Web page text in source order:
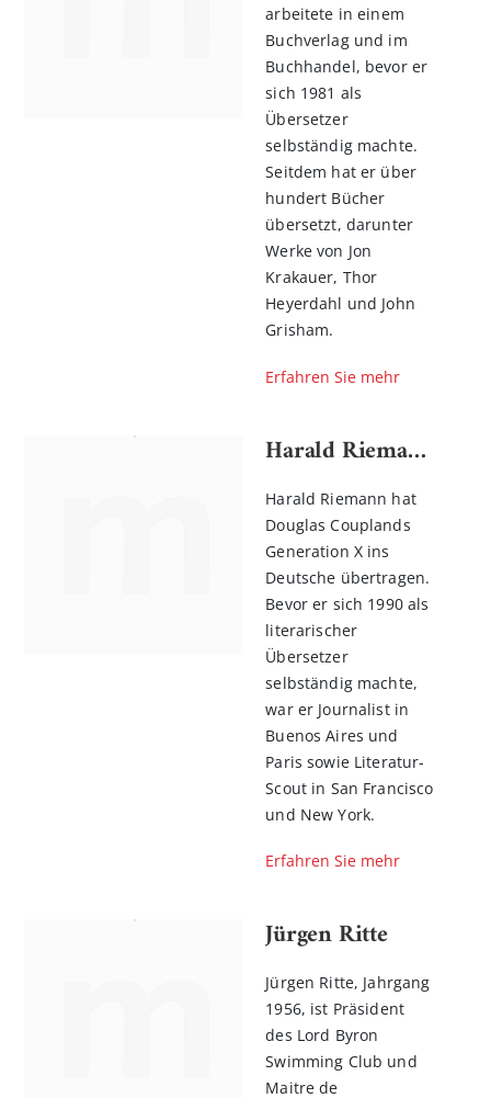
arbeitete in einem
Buchverlag und im
Buchhandel, bevor er
sich 1981 als
Übersetzer
selbständig machte.
Seitdem hat er über
hundert Bücher
übersetzt, darunter
Werke von Jon
Krakauer, Thor
Heyerdahl und John
Grisham.
Erfahren Sie mehr
Harald Riemann
Harald Riemann hat
Douglas Couplands
Generation X ins
Deutsche übertragen.
Bevor er sich 1990 als
literarischer
Übersetzer
selbständig machte,
war er Journalist in
Buenos Aires und
Paris sowie Literatur-
Scout in San Francisco
und New York.
Erfahren Sie mehr
Jürgen Ritte
Jürgen Ritte, Jahrgang
1956, ist Präsident
des Lord Byron
Swimming Club und
Maitre de